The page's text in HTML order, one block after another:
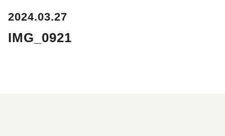
2024.03.27
IMG_0921